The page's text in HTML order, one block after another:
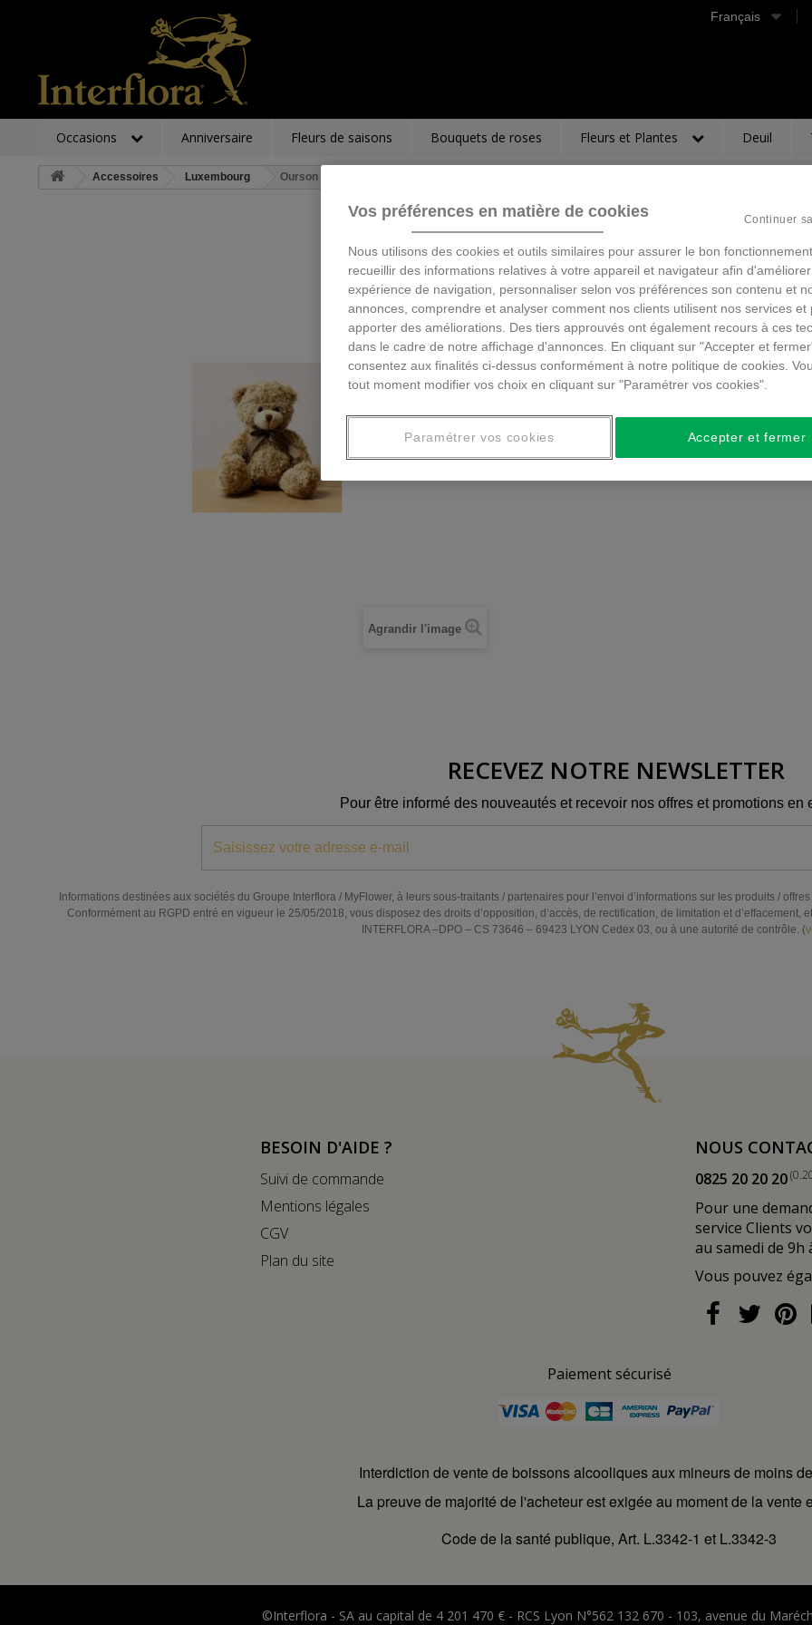
Français
Occasions Anniversaire Fleurs de saisons Bouquets de roses Fleurs et Plantes Deuil
Accessoires Luxembourg Ourson
Agrandir l'image
OURSON
14,95 €TTC
Ajouter au panier
RECEVEZ NOTRE NEWSLETTER
Pour être informé des nouveautés et recevoir nos offres et promotions en
Informations destinées aux sociétés du Groupe Interflora / MyFlower, à leurs sous-traitants / partenaires pour l’envoi d’informations sur les produits /
Conformément au RGPD entré en vigueur le 25/05/2018, vous disposez des droits d’opposition, d’accès, de rectification, de limitation et
INTERFLORA –DPO – CS 73646 – 69423 LYON Cedex 03, ou à une autorité de contrôle. (
BESOIN D'AIDE ?
Suivi de commande
Mentions légales
CGV
Plan du site
NOUS
0825 20 20 20
Pour une
service Clients
au samedi de 9h
Vous pouvez
Paiement sécurisé
Interdiction de vente de boissons alcooliques aux mineurs de moins
La preuve de majorité de l'acheteur est exigée au moment de la vente
Code de la santé publique, Art. L.3342-1 et L.3342-3
©Interflora - SA au capital de 4 201 470 € - RCS Lyon N°562 132 670 - 103, avenue du
Vos préférences en matière de cookies
Nous utilisons des cookies et outils similaires pour assurer le bon
recueillir des informations relatives à votre appareil et navigateur afin
expérience de navigation, personnaliser selon vos préférences son contenu et
annonces, comprendre et analyser comment nos clients utilisent nos services et
apporter des améliorations. Des tiers approuvés ont également recours à ces
dans le cadre de notre affichage d'annonces. En cliquant sur "Accepter et
consentez aux finalités ci-dessus conformément à notre politique de cookies.
tout moment modifier vos choix en cliquant sur "Paramétrer vos cookies".
Continuer
Accepter et fermer
Paramétrer vos cookies